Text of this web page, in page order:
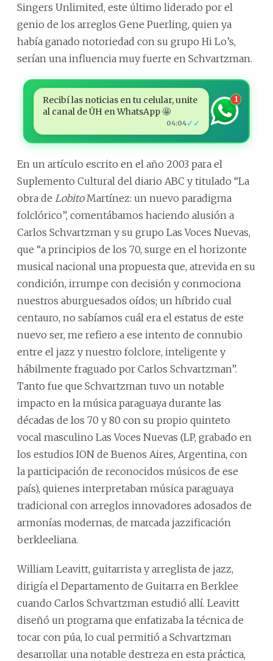
Singers Unlimited, este último liderado por el
genio de los arreglos Gene Puerling, quien ya
había ganado notoriedad con su grupo Hi Lo’s,
serían una influencia muy fuerte en Schvartzman.
Recibí las noticias en tu celular, unite
al canal de ÚH en WhatsApp 🤩
04:04✓✓
1
En un artículo escrito en el año 2003 para el
Suplemento Cultural del diario ABC y titulado “La
obra de LobitoMartínez: un nuevo paradigma
folclórico”, comentábamos haciendo alusión a
Carlos Schvartzman y su grupo Las Voces Nuevas,
que “a principios de los 70, surge en el horizonte
musical nacional una propuesta que, atrevida en su
condición, irrumpe con decisión y conmociona
nuestros aburguesados oídos; un híbrido cual
centauro, no sabíamos cuál era el estatus de este
nuevo ser, me refiero a ese intento de connubio
entre el jazz y nuestro folclore, inteligente y
hábilmente fraguado por Carlos Schvartzman”.
Tanto fue que Schvartzman tuvo un notable
impacto en la música paraguaya durante las
décadas de los 70 y 80 con su propio quinteto
vocal masculino Las Voces Nuevas (LP, grabado en
los estudios ION de Buenos Aires, Argentina, con
la participación de reconocidos músicos de ese
país), quienes interpretaban música paraguaya
tradicional con arreglos innovadores adosados de
armonías modernas, de marcada jazzificación
berkleeliana.
William Leavitt, guitarrista y arreglista de jazz,
dirigía el Departamento de Guitarra en Berklee
cuando Carlos Schvartzman estudió allí. Leavitt
diseñó un programa que enfatizaba la técnica de
tocar con púa, lo cual permitió a Schvartzman
desarrollar una notable destreza en esta práctica,